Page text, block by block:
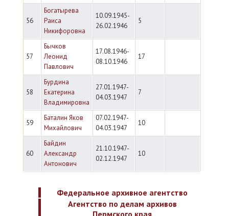
56
Богатырева
Раиса
Никифоровна
10.09.1945-
26.02.1946
5
57
Бычков
Леонид
Павлович
17.08.1946-
08.10.1946
17
58
Бурдина
Екатерина
Владимировна
27.01.1947-
04.03.1947
7
59
Баталин Яков
Михайлович
07.02.1947-
04.03.1947
10
60
Байдин
Александр
Антонович
21.10.1947-
02.12.1947
10
Федеральное архивное агентство
Агентство по делам архивов
Пермского края